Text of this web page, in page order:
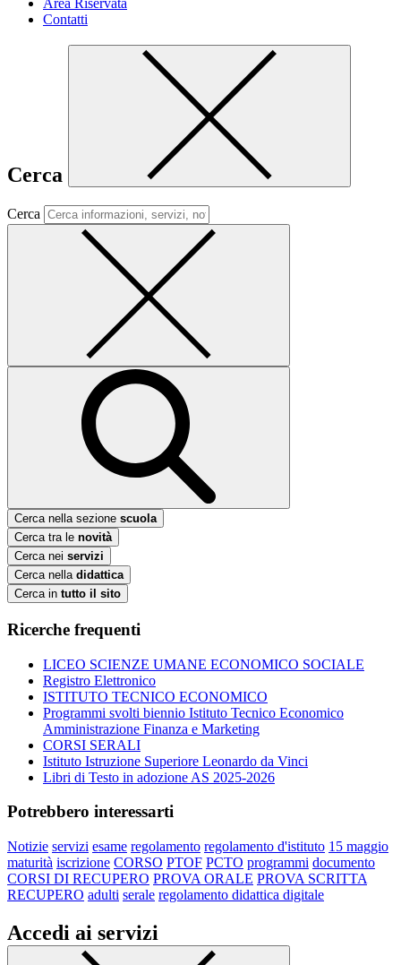
Contatti
Cerca
Cerca
Cerca nella sezione scuola
Cerca tra le novità
Cerca nei servizi
Cerca nella didattica
Cerca in tutto il sito
Ricerche frequenti
LICEO SCIENZE UMANE ECONOMICO SOCIALE
Registro Elettronico
ISTITUTO TECNICO ECONOMICO
Programmi svolti biennio Istituto Tecnico Economico
Amministrazione Finanza e Marketing
CORSI SERALI
Istituto Istruzione Superiore Leonardo da Vinci
Libri di Testo in adozione AS 2025-2026
Potrebbero interessarti
Notizie servizi esame regolamento regolamento d'istituto 15 maggio
maturità iscrizione CORSO PTOF PCTO programmi documento
CORSI DI RECUPERO PROVA ORALE PROVA SCRITTA
RECUPERO adulti serale regolamento didattica digitale
Accedi ai servizi